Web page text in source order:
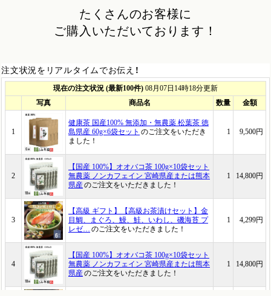
たくさんのお客様に
ご購入いただいております！
注文状況をリアルタイムでお伝え！